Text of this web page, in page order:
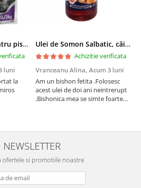
Asternut igienic pentru pisici Tofu Lavanda, Mon Petit 5 l
luni
la
Ulei de Somon Salbatic, câini și pisici, piele si blană, BEST4PETS, 1l
Achizitie verificata
Vranceanu Alina, Acum 3 luni
Am un bishon fetita .Folosesc
acest ulei de doi ani neintrerupt
.Bishonica mea se simte foarte
recomand cu mult drag !
NEWSLETTER
ofertele si promotiile noastre